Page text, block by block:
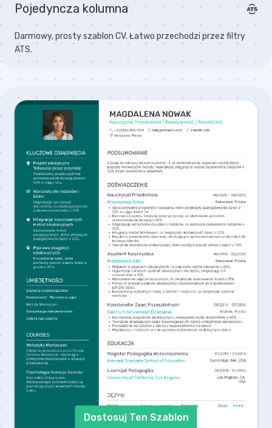
Pojedyncza kolumna
Darmowy, prosty szablon CV. Łatwo przechodzi przez filtry
ATS.
Dostosuj Ten Szablon